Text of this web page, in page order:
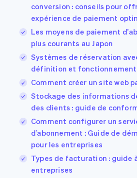
conversion : conseils pour
expérience de paiement
Les moyens de paiement
plus courants au Japon
Systèmes de réservation
définition et fonctionnement
Comment créer un site web
Stockage des informations
des clients : guide de
Comment configurer un
d’abonnement : Guide de
pour les entreprises
Types de facturation : guide
entreprises